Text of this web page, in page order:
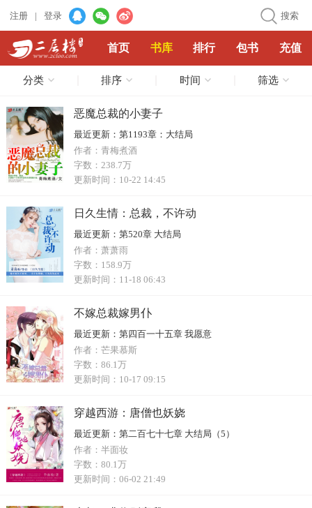
注册 | 登录 搜索
首页 书库 排行 包书 充值
分类 排序 时间 筛选
恶魔总裁的小妻子
最近更新： 第1193章：大结局
作者： 青梅煮酒
字数： 238.7万
更新时间： 10-22 14:45
日久生情：总裁，不许动
最近更新：
第520章 大结局
作者： 萧萧雨
字数： 158.9万
更新时间： 11-18 06:43
不嫁总裁嫁男仆
最近更新： 第四百一十五章 我愿意
作者： 芒果慕斯
字数： 86.1万
更新时间： 10-17 09:15
穿越西游：唐僧也妖娆
最近更新： 第二百七十七章 大结局（5）
作者： 半面妆
字数： 80.1万
更新时间： 06-02 21:49